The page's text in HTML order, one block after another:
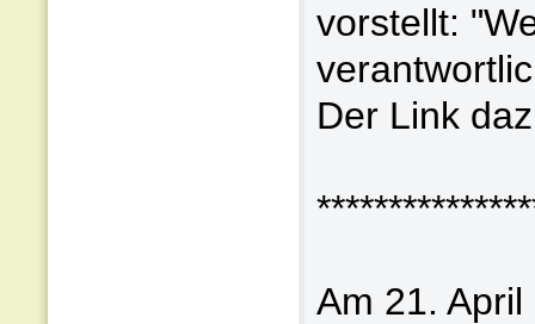
vorstellt:
Der Link
Am 21.